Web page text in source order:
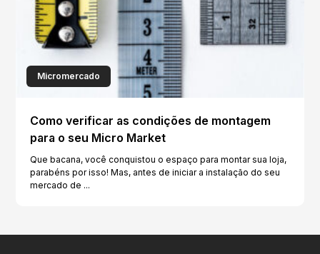
Micromercado
Como verificar as condições de montagem
para o seu Micro Market
Que bacana, você conquistou o espaço para montar sua loja,
parabéns por isso! Mas, antes de iniciar a instalação do seu
mercado de ...